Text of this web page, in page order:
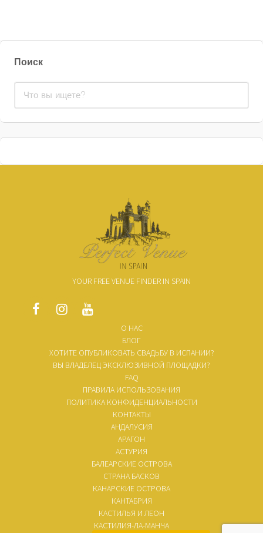
Поиск
YOUR FREE VENUE FINDER IN SPAIN
О НАС
БЛОГ
ХОТИТЕ ОПУБЛИКОВАТЬ СВАДЬБУ В ИСПАНИИ?
ВЫ ВЛАДЕЛЕЦ ЭКСКЛЮЗИВНОЙ ПЛОЩАДКИ?
FAQ
ПРАВИЛА ИСПОЛЬЗОВАНИЯ
ПОЛИТИКА КОНФИДЕНЦИАЛЬНОСТИ
КОНТАКТЫ
АНДАЛУСИЯ
АРАГОН
АСТУРИЯ
БАЛЕАРСКИЕ ОСТРОВА
СТРАНА БАСКОВ
КАНАРСКИЕ ОСТРОВА
КАНТАБРИЯ
КАСТИЛЬЯ И ЛЕОН
КАСТИЛИЯ-ЛА-МАНЧА